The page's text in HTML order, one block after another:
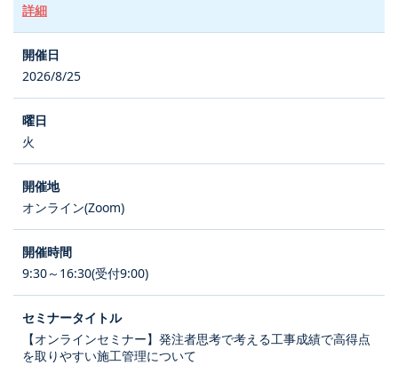
詳細
2026/8/25
火
オンライン(Zoom)
9:30～16:30(受付9:00)
【オンラインセミナー】発注者思考で考える工事成績で高得点
を取りやすい施工管理について